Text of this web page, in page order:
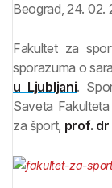
Beograd, 24. 02.
Fakultet za
sporazuma o
u Ljubljani.
Saveta
za šport, prof. dr